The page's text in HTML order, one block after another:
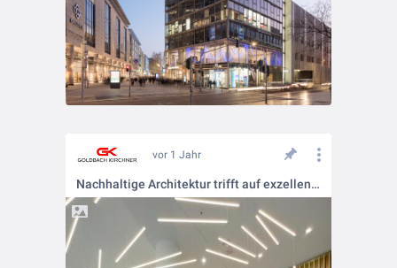
vor 1 Jahr
Nachhaltige Architektur trifft auf exzellenten Innenausbau